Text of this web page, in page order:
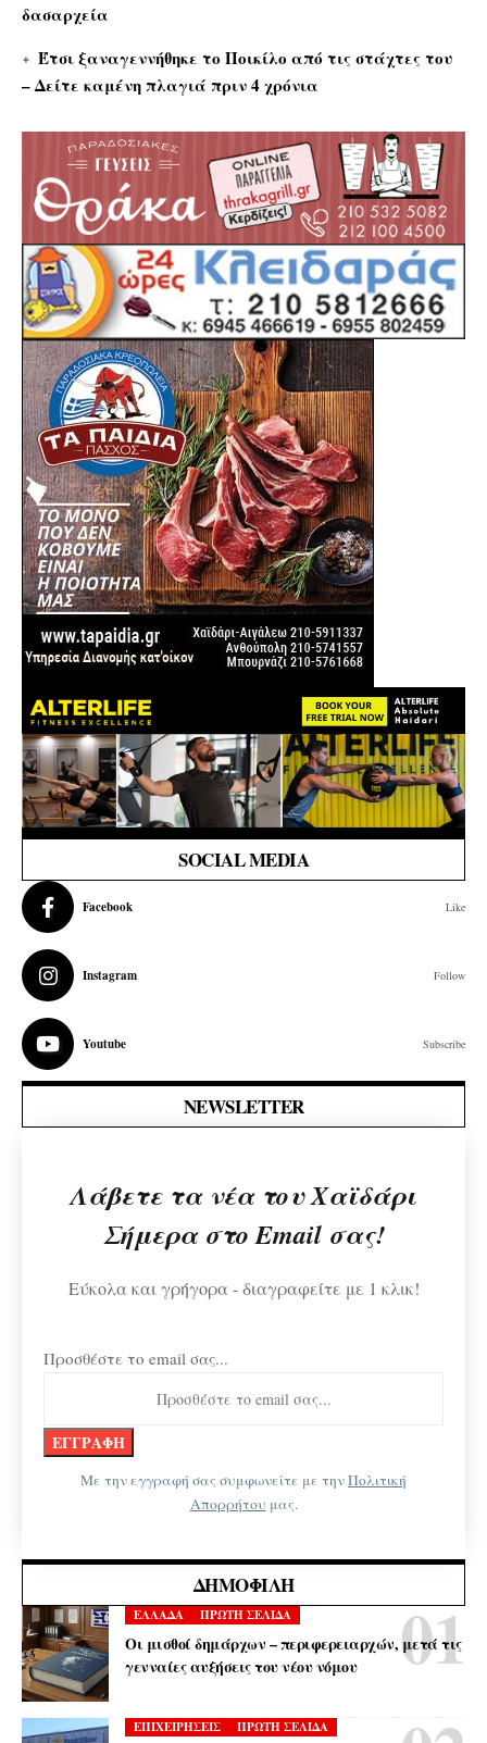
δασαρχεία
Έτσι ξαναγεννήθηκε το Ποικίλο από τις στάχτες του
– Δείτε καμένη πλαγιά πριν 4 χρόνια
SOCIAL MEDIA
Facebook Like
Instagram Follow
Youtube Subscribe
NEWSLETTER
Λάβετε τα νέα του Χαϊδάρι
Σήμερα στο Email σας!
Εύκολα και γρήγορα - διαγραφείτε με 1 κλικ!
Προσθέστε το email σας...
Με την εγγραφή σας συμφωνείτε με τηνΠολιτική
Απορρήτου μας.
ΔΗΜΟΦΙΛΉ
ΕΛΛΑΔΑ ΠΡΩΤΗ ΣΕΛΙΔΑ
Οι μισθοί δημάρχων – περιφερειαρχών, μετά τις
γενναίες αυξήσεις του νέου νόμου
ΕΠΙΧΕΙΡΗΣΕΙΣ ΠΡΩΤΗ ΣΕΛΙΔΑ